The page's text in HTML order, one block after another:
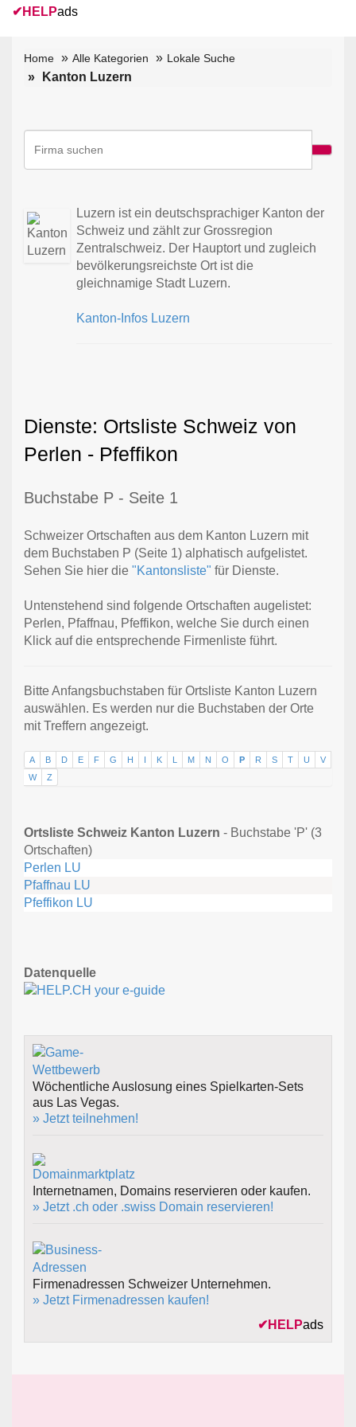
✔ HELPads
Home Alle Kategorien Lokale Suche
Kanton Luzern
Luzern ist ein deutschsprachiger Kanton der
Schweiz und zählt zur Grossregion
Zentralschweiz. Der Hauptort und zugleich
bevölkerungsreichste Ort ist die
gleichnamige Stadt Luzern.
Kanton-Infos Luzern
Dienste: Ortsliste Schweiz von
Perlen - Pfeffikon
Buchstabe P - Seite 1
Schweizer Ortschaften aus dem Kanton Luzern mit
dem Buchstaben P (Seite 1) alphatisch aufgelistet.
Sehen Sie hier die "Kantonsliste" für Dienste.
Untenstehend sind folgende Ortschaften augelistet:
Perlen, Pfaffnau, Pfeffikon, welche Sie durch einen
Klick auf die entsprechende Firmenliste führt.
Bitte Anfangsbuchstaben für Ortsliste Kanton Luzern
auswählen. Es werden nur die Buchstaben der Orte
mit Treffern angezeigt.
A B D E F G H I K L M N O P R S T U
V
W
Z
Ortsliste Schweiz Kanton Luzern - Buchstabe 'P' (3
Ortschaften)
Perlen LU
Pfaffnau LU
Pfeffikon LU
Datenquelle
Wöchentliche Auslosung eines Spielkarten-Sets
aus Las Vegas.
» Jetzt teilnehmen!
Internetnamen, Domains reservieren oder kaufen.
» Jetzt .ch oder .swiss Domain reservieren!
Firmenadressen Schweizer Unternehmen.
» Jetzt Firmenadressen kaufen!
✔ HELPads